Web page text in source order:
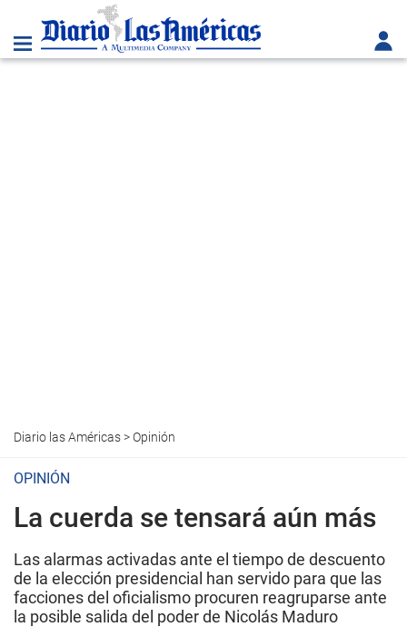
Diario las Américas>Opinión
OPINIÓN
La cuerda se tensará aún más
Las alarmas activadas ante el tiempo de descuento
de la elección presidencial han servido para que las
facciones del oficialismo procuren reagruparse ante
la posible salida del poder de Nicolás Maduro